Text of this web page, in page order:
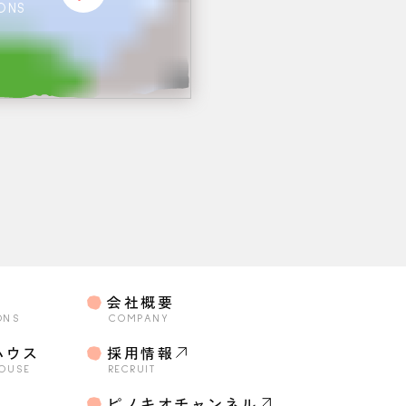
ス
会社概要
COMPANY
採用情報
RECRUIT